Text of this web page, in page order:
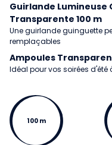
Guirlande
Transparente 100 m
Une guirlande guinguette
remplaçables
Ampoules
Idéal pour vos soirées
100 m